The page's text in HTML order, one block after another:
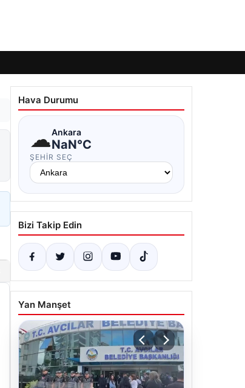
Hava Durumu
☁Ankara
NaN°C
ŞEHIR SEÇ
Bizi Takip Edin
Yan Manşet